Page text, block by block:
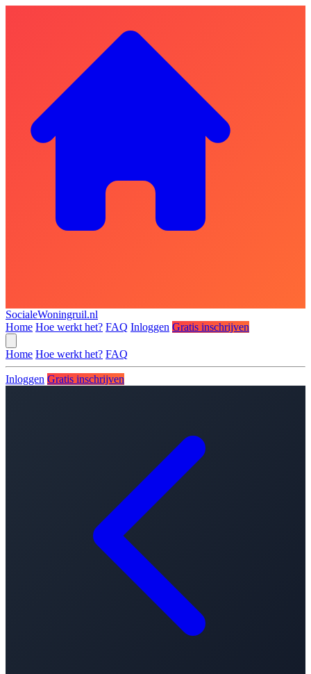
SocialeWoningruil.nl
Home Hoe werkt het? FAQ Inloggen Gratis inschrijven
Home Hoe werkt het? FAQ
Inloggen Gratis inschrijven